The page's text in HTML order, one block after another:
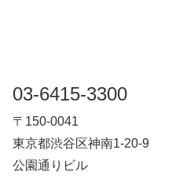
03-6415-3300
〒150-0041
東京都渋谷区神南1-20-9
公園通りビル